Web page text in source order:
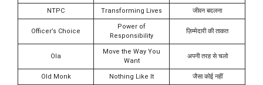
NTPC Transforming Lives जीवन बदलना
Officer’s Choice
Power of
Responsibility
ज़िम्मेदारी की ताकत
Ola
Move the Way You
Want
अपनी तरह से चलो
Old Monk Nothing Like It जैसा कोई नहीं